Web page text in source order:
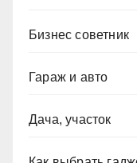
Бизнес советник
Гараж и авто
Дача, участок